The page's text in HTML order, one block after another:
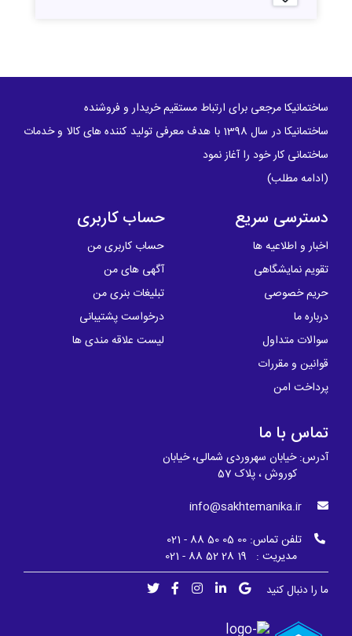
ساختمانیکا مرجعی برای ارتباط مستقیم خریدار و فروشنده
ساختمانیکا در سال 1398 با هدف معرفی تولید کننده های کالا و خدمات
ساختمانی کار خود را آغاز نمود
(ادامه مطلب)
دسترسی سریع
اخبار و اطلاعیه ها
تقویم نمایشگاهی
حریم خصوصی
درباره ما
سوالات متداول
قوانین و مقررات
پرداخت امن
حساب کاربری
حساب کاربری من
آگهی های من
تبلیغات بنری من
درخواست پشتیبانی
لیست علاقه مندی ها
تماس با ما
آدرس: خیابان سهروردی شمالی، خیابان
کوروش ، پلاک 57
info@sakhtemanika.ir
تلفن تماس: 00 05 50 88 - 021
مدیریت : 19 28 52 88 - 021
ما را دنبال کنید